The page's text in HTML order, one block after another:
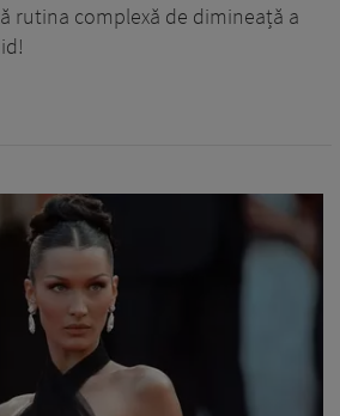
rutina complexă de dimineață a